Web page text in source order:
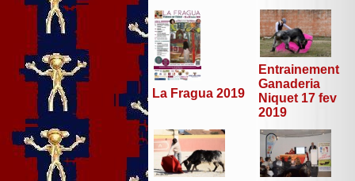
La Fragua 2019
Entrainement
Ganaderia
Niquet 17 fev
2019